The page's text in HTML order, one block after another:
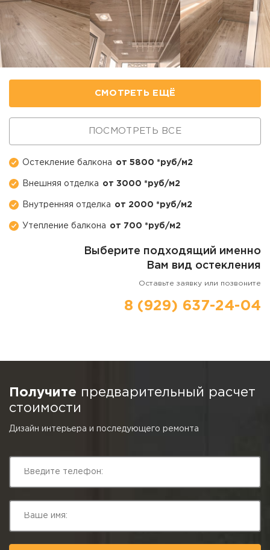
Остекление балкона от 5800 *руб/м2
Внешняя отделка от 3000 *руб/м2
Внутренняя отделка от 2000 *руб/м2
Утепление балкона от 700 *руб/м2
СМОТРЕТЬ ЕЩЁ
ПОСМОТРЕТЬ ВСЕ
Выберите подходящий именно
Вам вид остекления
Оставьте заявку или позвоните
8 (929) 637-24-04
Получите предварительный расчет
стоимости
Дизайн интерьера и последующего ремонта